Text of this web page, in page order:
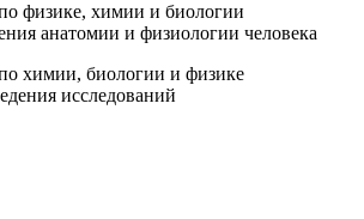
физике, химии и биологии
анатомии и физиологии человека
химии, биологии и физике
исследований